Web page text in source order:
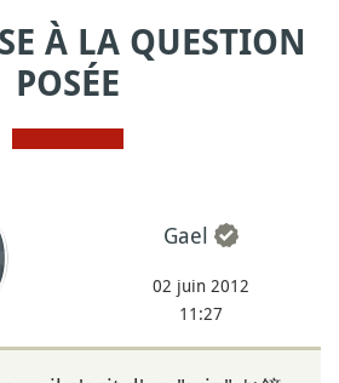
À LA QUESTION
POSÉE
Gael
02 juin 2012
11:27